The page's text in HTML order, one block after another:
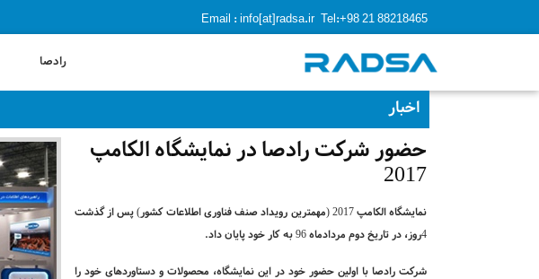
Tel:+98 21 88218465
Email : info[at]radsa.ir
رادصا
اخبار
حضور شرکت رادصا در نمایشگاه الکامپ
2017
نمایشگاه الکامپ 2017 (مهمترین رویداد صنف فناوری اطلاعات کشور) پس از گذشت
4روز، در تاریخ دوم مردادماه 96 به کار خود پایان داد.
شرکت رادصا با اولین حضور خود در این نمایشگاه، محصولات و دستاوردهای خود را